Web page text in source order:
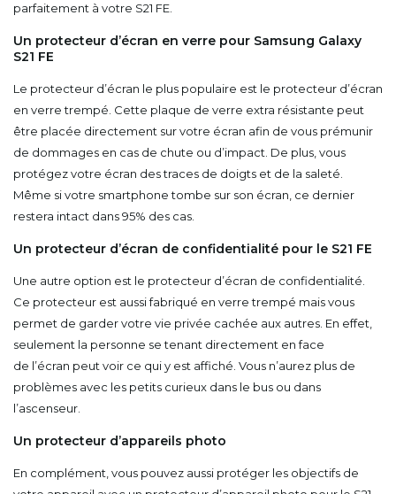
parfaitement à votre S21 FE.
Un protecteur d’écran en verre pour Samsung Galaxy
S21 FE
Le protecteur d’écran le plus populaire est le protecteur d’écran
en verre trempé. Cette plaque de verre extra résistante peut
être placée directement sur votre écran afin de vous prémunir
de dommages en cas de chute ou d’impact. De plus, vous
protégez votre écran des traces de doigts et de la saleté.
Même si votre smartphone tombe sur son écran, ce dernier
restera intact dans 95% des cas.
Un protecteur d’écran de confidentialité pour le S21 FE
Une autre option est le protecteur d’écran de confidentialité.
Ce protecteur est aussi fabriqué en verre trempé mais vous
permet de garder votre vie privée cachée aux autres. En effet,
seulement la personne se tenant directement en face
de l’écran peut voir ce qui y est affiché. Vous n’aurez plus de
problèmes avec les petits curieux dans le bus ou dans
l’ascenseur.
Un protecteur d’appareils photo
En complément, vous pouvez aussi protéger les objectifs de